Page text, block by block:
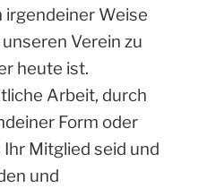
irgendeiner Weise
Verein zu
heute ist.
Arbeit, durch
Form oder
Mitglied seid und
und